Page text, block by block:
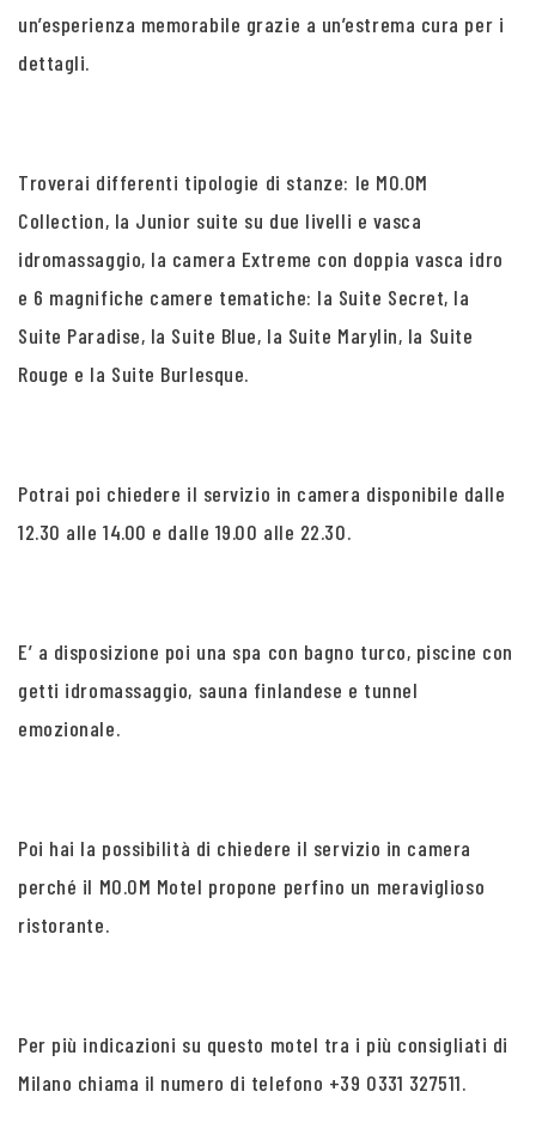
un’esperienza memorabile grazie a un’estrema cura per i
dettagli.
Troverai differenti tipologie di stanze: le MO.OM
Collection, la Junior suite su due livelli e vasca
idromassaggio, la camera Extreme con doppia vasca idro
e 6 magnifiche camere tematiche: la Suite Secret, la
Suite Paradise, la Suite Blue, la Suite Marylin, la Suite
Rouge e la Suite Burlesque.
Potrai poi chiedere il servizio in camera disponibile dalle
12.30 alle 14.00 e dalle 19.00 alle 22.30.
E’ a disposizione poi una spa con bagno turco, piscine con
getti idromassaggio, sauna finlandese e tunnel
emozionale.
Poi hai la possibilità di chiedere il servizio in camera
perché il MO.OM Motel propone perfino un meraviglioso
ristorante.
Per più indicazioni su questo motel tra i più consigliati di
Milano chiama il numero di telefono +39 0331 327511.